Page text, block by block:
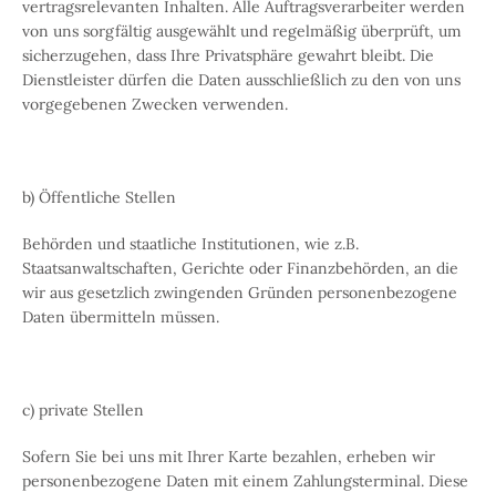
vertragsrelevanten Inhalten. Alle Auftragsverarbeiter werden
von uns sorgfältig ausgewählt und regelmäßig überprüft, um
sicherzugehen, dass Ihre Privatsphäre gewahrt bleibt. Die
Dienstleister dürfen die Daten ausschließlich zu den von uns
vorgegebenen Zwecken verwenden.
b) Öffentliche Stellen
Behörden und staatliche Institutionen, wie z.B.
Staatsanwaltschaften, Gerichte oder Finanzbehörden, an die
wir aus gesetzlich zwingenden Gründen personenbezogene
Daten übermitteln müssen.
c) private Stellen
Sofern Sie bei uns mit Ihrer Karte bezahlen, erheben wir
personenbezogene Daten mit einem Zahlungsterminal. Diese